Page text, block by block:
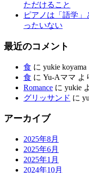
ただけること
ピアノは「語学
ったいない
最近のコメント
食 に yukie koyama
食 に Yu-Aママ よ
Romance に yukie
グリッサンド に
アーカイブ
2025年8月
2025年6月
2025年1月
2024年10月